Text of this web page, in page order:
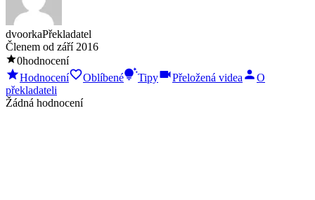
dvoorkaPřekladatel
Členem od září 2016
0hodnocení
Hodnocení
Oblíbené Tipy Přeložená videa
O
překladateli
Žádná hodnocení